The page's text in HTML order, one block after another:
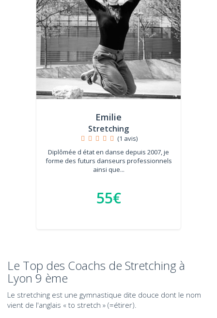
Emilie
Stretching
(1 avis)
Diplômée d état en danse depuis 2007, je
forme des futurs danseurs professionnels
ainsi que...
55€
Le Top des Coachs de Stretching à
Lyon 9 ème
Le stretching est une gymnastique dite douce dont le nom
vient de l'anglais « to stretch » (=étirer).